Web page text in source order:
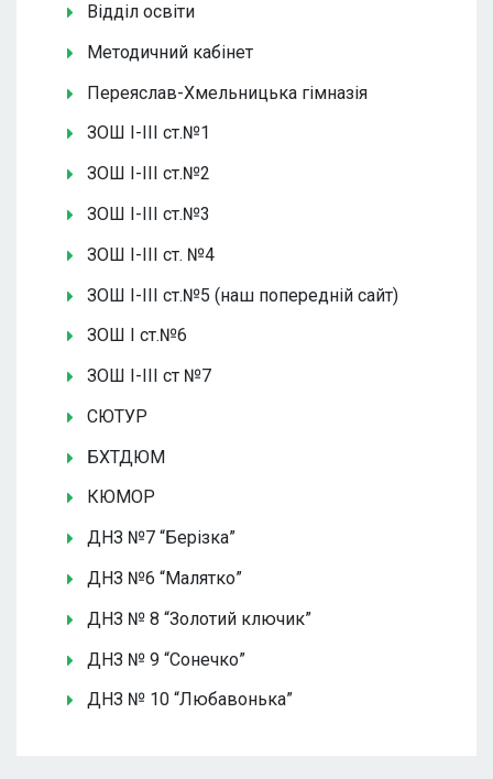
Відділ освіти
Методичний кабінет
Переяслав-Хмельницька гімназія
ЗОШ І-ІІІ ст.№1
ЗОШ І-ІІІ ст.№2
ЗОШ І-ІІІ ст.№3
ЗОШ І-ІІІ ст. №4
ЗОШ І-ІІІ ст.№5 (наш попередній сайт)
ЗОШ І ст.№6
ЗОШ І-ІІІ ст №7
СЮТУР
БХТДЮМ
КЮМОР
ДНЗ №7 “Берізка”
ДНЗ №6 “Малятко”
ДНЗ № 8 “Золотий ключик”
ДНЗ № 9 “Сонечко”
ДНЗ № 10 “Любавонька”